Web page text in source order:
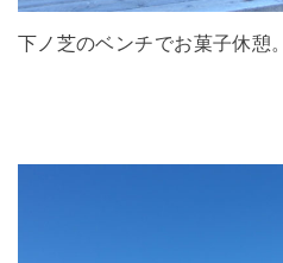
下ノ芝のベンチでお菓子休憩。